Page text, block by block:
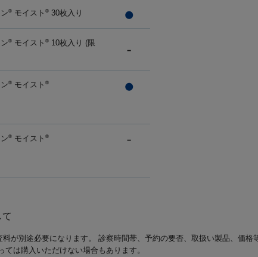
® モイスト ® 30枚入り
® モイスト ® 10枚入り (限
® モイスト ®
® モイスト ®
が別途必要になります。 診察時間帯、予約の要否、取扱い製品、価格
は購入いただけない場合もあります。